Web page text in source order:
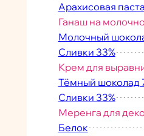
Арахисовая паста
Ганаш на
Молочный
Сливки 33%
Крем для
Тёмный шоколад
Сливки 33%
Меренга для
Белок